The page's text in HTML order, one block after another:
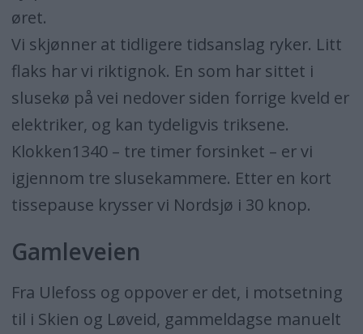
øret.
Vi skjønner at tidligere tidsanslag ryker. Litt
flaks har vi riktignok. En som har sittet i
slusekø på vei nedover siden forrige kveld er
elektriker, og kan tydeligvis triksene.
Klokken1340 – tre timer forsinket – er vi
igjennom tre slusekammere. Etter en kort
tissepause krysser vi Nordsjø i 30 knop.
Gamleveien
Fra Ulefoss og oppover er det, i motsetning
til i Skien og Løveid, gammeldagse manuelt